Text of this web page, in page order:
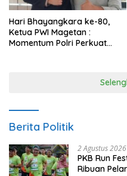
Hari Bhayangkara ke-80,
Ketua PWI Magetan :
Momentum Polri Perkuat
Berita Politik
2 Agustus 2026
PKB Run
Ribuan